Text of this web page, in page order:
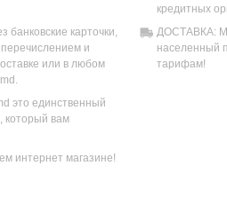
карточки,
и
или в любом
это единственный
который вам
интернет магазине!
кредитных
ДОСТАВКА:
населенный
тарифам!